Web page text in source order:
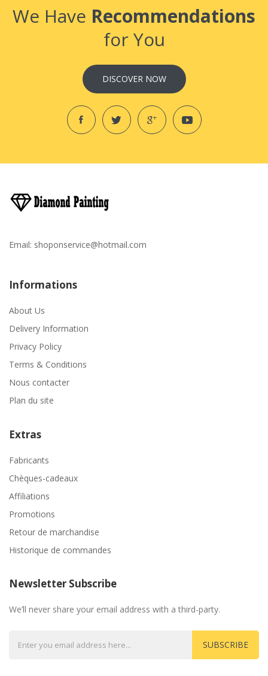
We Have Recommendations
for You
DISCOVER NOW
Email: shoponservice@hotmail.com
Informations
About Us
Delivery Information
Privacy Policy
Terms & Conditions
Nous contacter
Plan du site
Extras
Fabricants
Chèques-cadeaux
Affiliations
Promotions
Retour de marchandise
Historique de commandes
Newsletter Subscribe
We’ll never share your email address with a third-party.
SUBSCRIBE